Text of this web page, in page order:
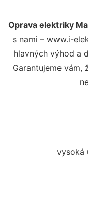
Oprava elektriky
s nami – www.i-
hlavných výhod a
Garantujeme vám,
vysoká